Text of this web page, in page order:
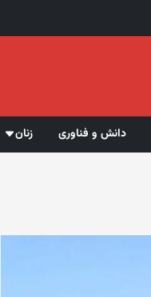
دانش و فناوری زنان